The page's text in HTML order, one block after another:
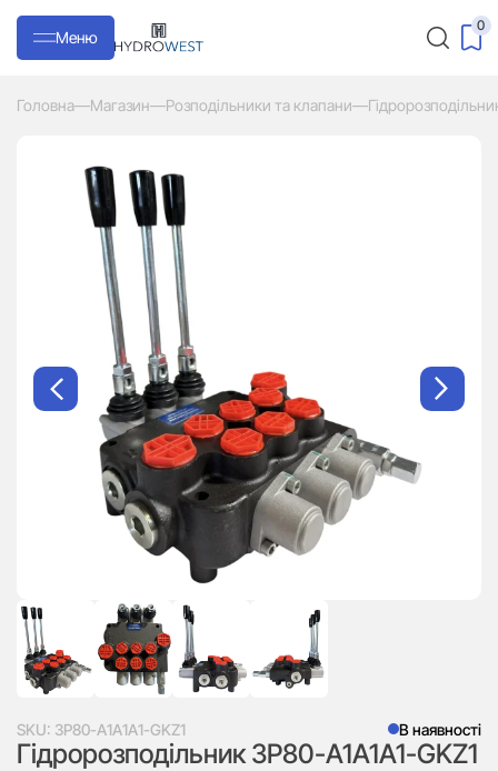
Меню
0
Головна—Магазин—Розподільники та клапани—
SKU: 3P80-A1A1A1-GKZ1 В наявності
Гідророзподільник 3P80-A1A1A1-GKZ1